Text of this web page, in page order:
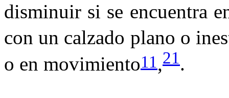
disminuir si se encuentra
con un calzado plano o
o en movimiento11,21.